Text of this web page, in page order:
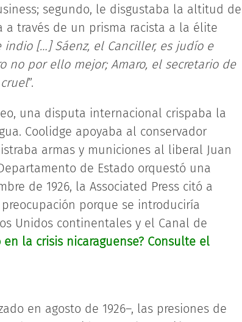
segundo, le disgustaba la altitud de
a través de un prisma racista a la élite
indio […] Sáenz, el Canciller, es judío e
no por ello mejor; Amaro, el secretario de
”.
una disputa internacional crispaba la
Coolidge apoyaba al conservador
armas y municiones al liberal Juan
de Estado orquestó una
de 1926, la Associated Press citó a
porque se introduciría
Unidos continentales y el Canal de
la crisis nicaraguense? Consulte el
en agosto de 1926–, las presiones de